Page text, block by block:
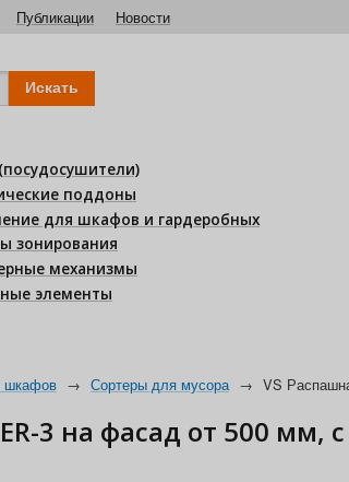
Публикации Новости
поддоны
для шкафов и гардеробных
зонирования
механизмы
элементы
шкафов → Сортеры для мусора → VS
3 на фасад от 500